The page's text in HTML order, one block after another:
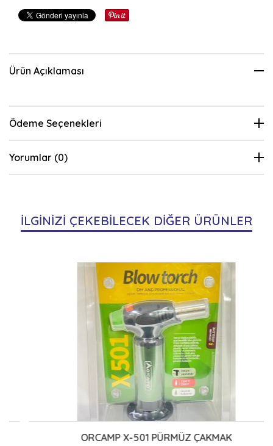
Ürün Açıklaması
Ödeme Seçenekleri
Yorumlar (0)
İLGİNİZİ ÇEKEBİLECEK DİĞER ÜRÜNLER
ORCAMP X-501 PÜRMÜZ ÇAKMAK